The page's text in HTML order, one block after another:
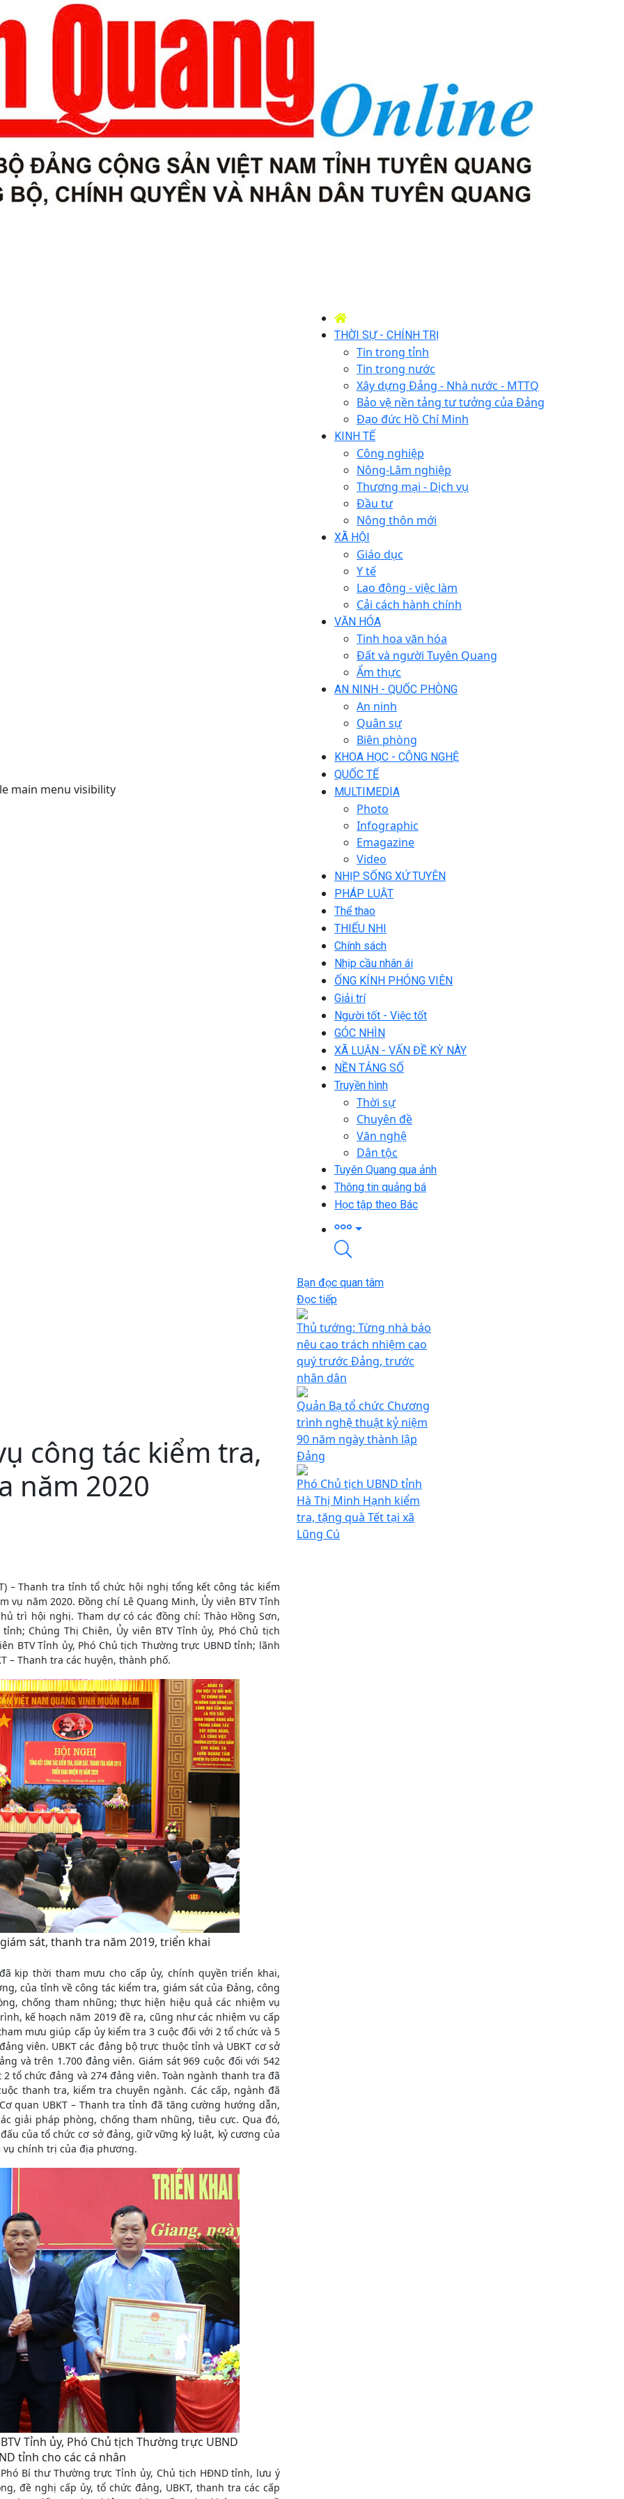
main menu visibility
THỜI SỰ - CHÍNH TRỊ
Tin trong tỉnh
Tin trong nước
Xây dựng Đảng - Nhà nước - MTTQ
Bảo vệ nền tảng tư tưởng của Đảng
Đạo đức Hồ Chí Minh
KINH TẾ
Công nghiệp
Nông-Lâm nghiệp
Thương mại - Dịch vụ
Đầu tư
Nông thôn mới
XÃ HỘI
Giáo dục
Y tế
Lao động - việc làm
Cải cách hành chính
VĂN HÓA
Tinh hoa văn hóa
Đất và người Tuyên Quang
Ẩm thực
AN NINH - QUỐC PHÒNG
An ninh
Quân sự
Biên phòng
KHOA HỌC - CÔNG NGHỆ
QUỐC TẾ
MULTIMEDIA
Photo
Infographic
Emagazine
Video
NHỊP SỐNG XỨ TUYÊN
PHÁP LUẬT
Thể thao
THIẾU NHI
Chính sách
Nhịp cầu nhân ái
ỐNG KÍNH PHÓNG VIÊN
Giải trí
Người tốt - Việc tốt
GÓC NHÌN
XÃ LUẬN - VẤN ĐỀ KỲ NÀY
NỀN TẢNG SỐ
Truyền hình
Thời sự
Chuyên đề
Văn nghệ
Dân tộc
Tuyên Quang qua ảnh
Thông tin quảng bá
Học tập theo Bác
công tác kiểm tra,
năm 2020
– Thanh tra tỉnh tổ chức hội nghị tổng kết công tác kiểm
năm 2020. Đồng chí Lê Quang Minh, Ủy viên BTV Tỉnh
trì hội nghị. Tham dự có các đồng chí: Thào Hồng Sơn,
Chúng Thị Chiên, Ủy viên BTV Tỉnh ủy, Phó Chủ tịch
BTV Tỉnh ủy, Phó Chủ tịch Thường trực UBND tỉnh; lãnh
– Thanh tra các huyện, thành phố.
sát, thanh tra năm 2019, triển khai
kịp thời tham mưu cho cấp ủy, chính quyền triển khai,
của tỉnh về công tác kiểm tra, giám sát của Đảng, công
chống tham nhũng; thực hiện hiệu quả các nhiệm vụ
kế hoạch năm 2019 đề ra, cũng như các nhiệm vụ cấp
mưu giúp cấp ủy kiểm tra 3 cuộc đối với 2 tổ chức và 5
viên. UBKT các đảng bộ trực thuộc tỉnh và UBKT cơ sở
và trên 1.700 đảng viên. Giám sát 969 cuộc đối với 542
tổ chức đảng và 274 đảng viên. Toàn ngành thanh tra đã
thanh tra, kiểm tra chuyên ngành. Các cấp, ngành đã
quan UBKT – Thanh tra tỉnh đã tăng cường hướng dẫn,
giải pháp phòng, chống tham nhũng, tiêu cực. Qua đó,
của tổ chức cơ sở đảng, giữ vững kỷ luật, kỷ cương của
chính trị của địa phương.
Tỉnh ủy, Phó Chủ tịch Thường trực UBND
tỉnh cho các cá nhân
Bí thư Thường trực Tỉnh ủy, Chủ tịch HĐND tỉnh, lưu ý
đề nghị cấp ủy, tổ chức đảng, UBKT, thanh tra các cấp
Bạn đọc quan tâm
Đọc tiếp
Thủ tướng: Từng nhà báo
nêu cao trách nhiệm cao
quý trước Đảng, trước
nhân dân
Quản Bạ tổ chức Chương
trình nghệ thuật kỷ niệm
90 năm ngày thành lập
Đảng
Phó Chủ tịch UBND tỉnh
Hà Thị Minh Hạnh kiểm
tra, tặng quà Tết tại xã
Lũng Cú